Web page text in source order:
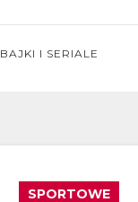
BAJKI I SERIALE
SPORTOWE